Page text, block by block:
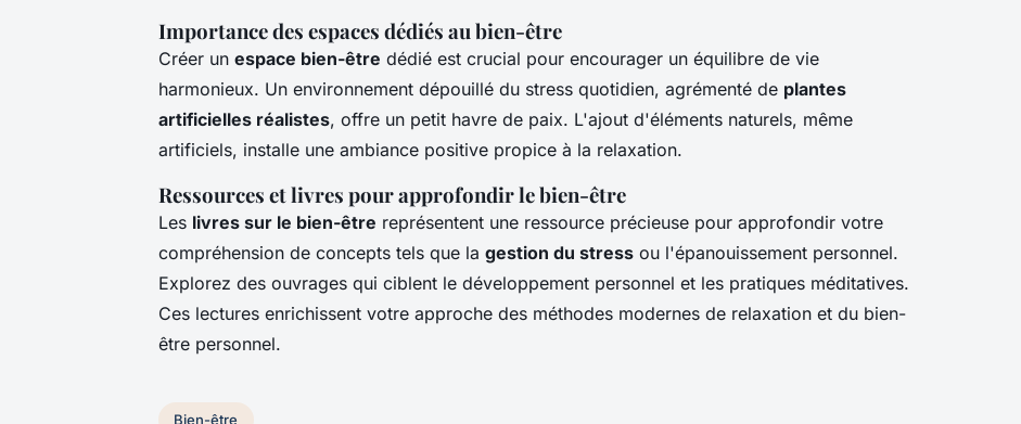
Importance des espaces dédiés au bien-être
Créer un espace bien-être dédié est crucial pour encourager un équilibre de vie
harmonieux. Un environnement dépouillé du stress quotidien, agrémenté de plantes
artificielles réalistes, offre un petit havre de paix. L'ajout d'éléments naturels, même
artificiels, installe une ambiance positive propice à la relaxation.
Ressources et livres pour approfondir le bien-être
Les livres sur le bien-être représentent une ressource précieuse pour approfondir votre
compréhension de concepts tels que la gestion du stress ou l'épanouissement personnel.
Explorez des ouvrages qui ciblent le développement personnel et les pratiques méditatives.
Ces lectures enrichissent votre approche des méthodes modernes de relaxation et du bien-
être personnel.
Bien-être